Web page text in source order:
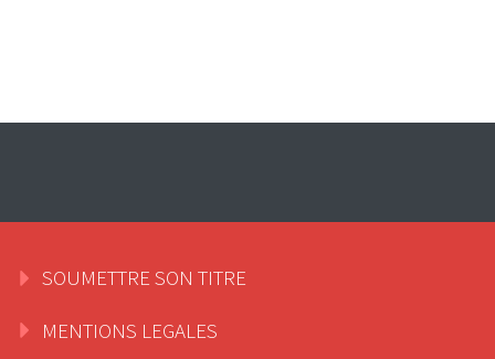
SOUMETTRE SON TITRE
MENTIONS LEGALES